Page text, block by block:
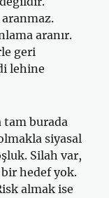
aranır.
geri
lehine
tam burada
siyasal
Silah var,
hedef yok.
almak ise